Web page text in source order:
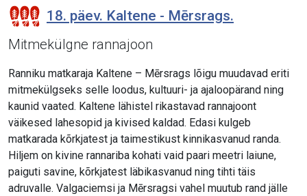
18. päev. Kaltene - Mērsrags.
Mitmekülgne rannajoon
Ranniku matkaraja Kaltene – Mērsrags lõigu muudavad eriti
mitmekülgseks selle loodus, kultuuri- ja ajaloopärand ning
kaunid vaated. Kaltene lähistel rikastavad rannajoont
väikesed lahesopid ja kivised kaldad. Edasi kulgeb
matkarada kõrkjatest ja taimestikust kinnikasvanud randa.
Hiljem on kivine rannariba kohati vaid paari meetri laiune,
paiguti savine, kõrkjatest läbikasvanud ning tihti täis
adruvalle. Valgaciemsi ja Mērsragsi vahel muutub rand jälle